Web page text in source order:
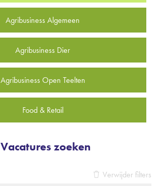
Agribusiness Algemeen
Agribusiness Dier
Agribusiness Open Teelten
Food & Retail
Vacatures zoeken
Verwijder filters